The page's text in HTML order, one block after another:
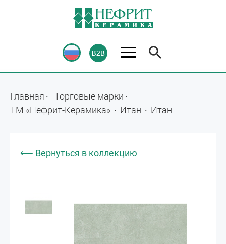
Главная
Торговые марки
ТМ «Нефрит-Керамика»
Итан Итан
⟵ Вернуться в коллекцию